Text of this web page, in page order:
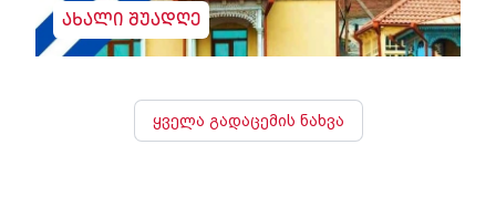
ახალი შუადღე
ყველა გადაცემის ნახვა